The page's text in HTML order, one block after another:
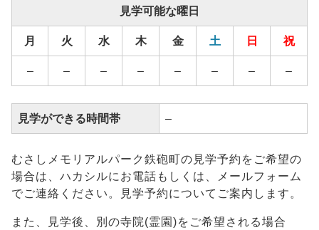
ます。
継承者の有
–
見学可能な曜日
月 火 水 木 金 土 日 祝
– – – – – – – –
見学ができる時間帯 –
むさしメモリアルパーク鉄砲町の見学予約をご希望の
場合は、ハカシルにお電話もしくは、メールフォーム
でご連絡ください。見学予約についてご案内します。
また、見学後、別の寺院(霊園)をご希望される場合